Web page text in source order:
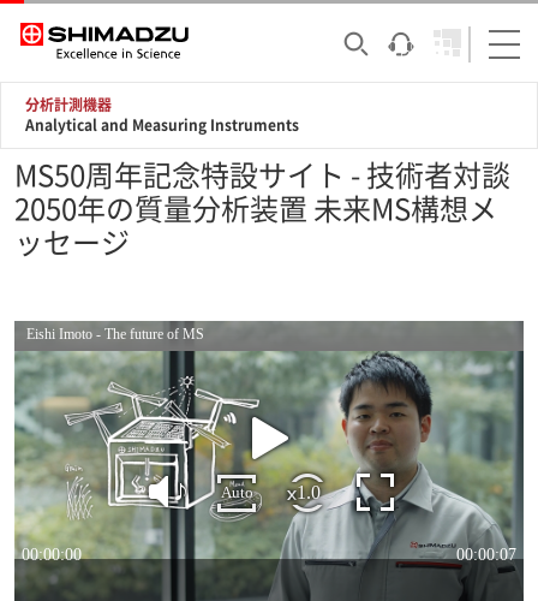
分析計測機器
Analytical and Measuring Instruments
MS50周年記念特設サイト - 技術者対談
2050年の質量分析装置 未来MS構想メ
ッセージ